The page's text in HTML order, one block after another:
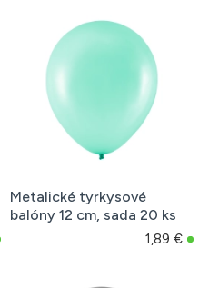
Metalické tyrkysové
balóny 12 cm, sada 20 ks
1,89 €